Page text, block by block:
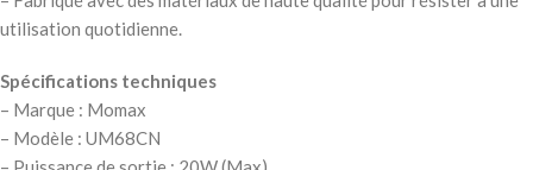
utilisation quotidienne.
Spécifications techniques
– Marque : Momax
– Modèle : UM68CN